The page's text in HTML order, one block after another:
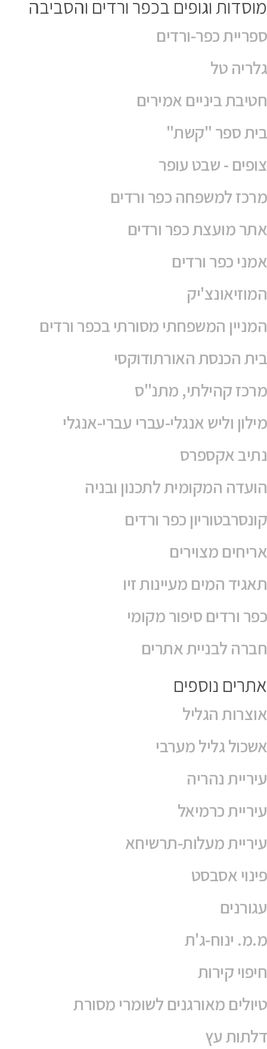
מוסדות וגופים בכפר ורדים והסביבה
ספריית כפר-ורדים
גלריה טל
חטיבת ביניים אמירים
בית ספר "קשת"
צופים - שבט עופר
מרכז למשפחה כפר ורדים
אתר מועצת כפר ורדים
אמני כפר ורדים
המוזיאונצ'יק
המניין המשפחתי מסורתי בכפר ורדים
בית הכנסת האורתודוקסי
מרכז קהילתי, מתנ"ס
מילון וליש אנגלי-עברי עברי-אנגלי
נתיב אקספרס
הועדה המקומית לתכנון ובניה
קונסרבטוריון כפר ורדים
אריחים מצוירים
תאגיד המים מעיינות זיו
כפר ורדים סיפור מקומי
חברה לבניית אתרים
אתרים נוספים
אוצרות הגליל
אשכול גליל מערבי
עיריית נהריה
עיריית כרמיאל
עיריית מעלות-תרשיחא
פינוי אסבסט
עגורנים
מ.מ. ינוח-ג'ת
חיפוי קירות
טיולים מאורגנים לשומרי מסורת
דלתות עץ